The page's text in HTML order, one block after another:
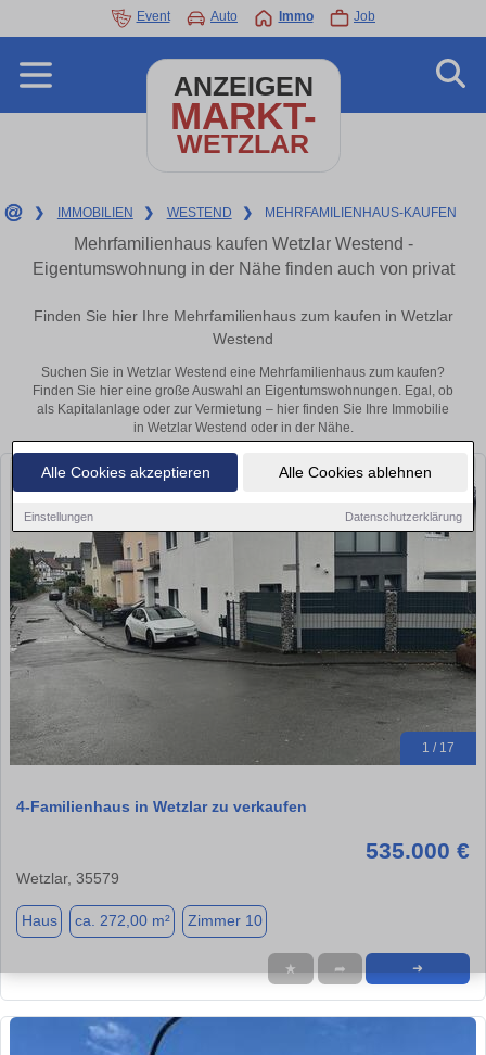
Alle Cookies akzeptieren Alle Cookies ablehnen
Einstellungen Datenschutzerklärung
Event Auto Immo Job
ANZEIGEN
MARKT-
WETZLAR
❯ IMMOBILIEN ❯ WESTEND ❯ MEHRFAMILIENHAUS-KAUFEN
Mehrfamilienhaus kaufen Wetzlar Westend -
Eigentumswohnung in der Nähe finden auch von privat
Finden Sie hier Ihre Mehrfamilienhaus zum kaufen in Wetzlar
Westend
Suchen Sie in Wetzlar Westend eine Mehrfamilienhaus zum kaufen?
Finden Sie hier eine große Auswahl an Eigentumswohnungen. Egal, ob
als Kapitalanlage oder zur Vermietung – hier finden Sie Ihre Immobilie
in Wetzlar Westend oder in der Nähe.
1 / 17
4-Familienhaus in Wetzlar zu verkaufen
535.000 €
Wetzlar, 35579
Haus ca. 272,00 m² Zimmer 10
★ ➦ ➜